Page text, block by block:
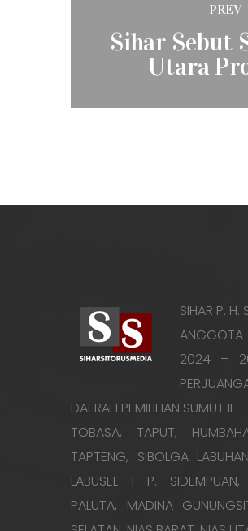
PREV
post:
Sihar Sebut
Utara
SIHAR P. H.
ANGGOTA
2024 –
DAERAH PEMILIHAN SUMUT II :
TOBASA, TAPUT,
TAPTENG, SIBOLGA
LABUSEL | P. SIDEMPUAN,
PALUTA, MADINA